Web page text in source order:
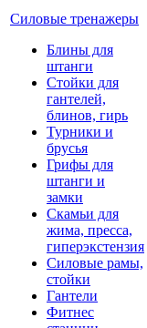
Силовые тренажеры
Блины для
штанги
Стойки для
гантелей,
блинов, гирь
Турники и
брусья
Грифы для
штанги и
замки
Скамьи для
жима, пресса,
гиперэкстензия
Силовые рамы,
стойки
Гантели
Фитнес